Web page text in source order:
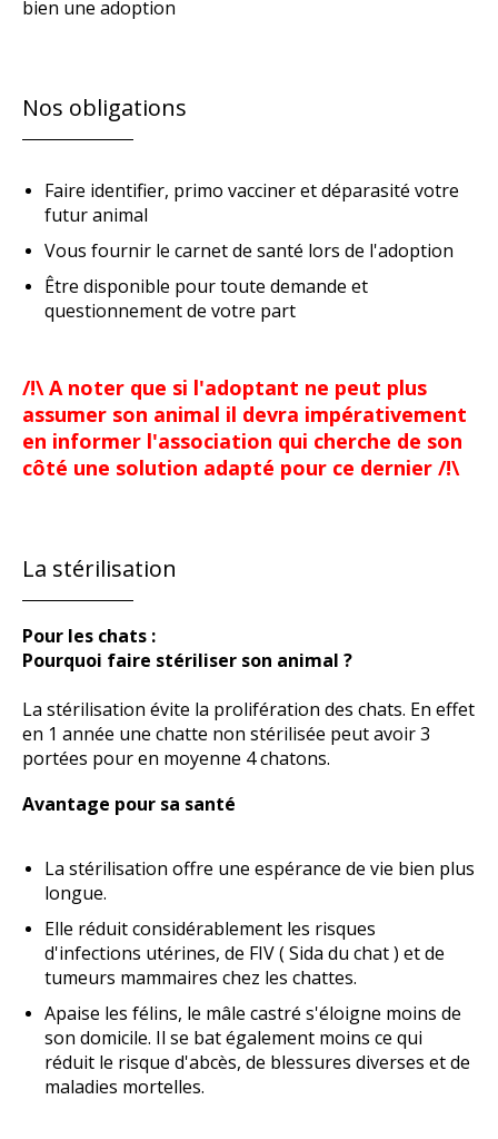
bien une adoption
Nos obligations
Faire identifier, primo vacciner et déparasité votre
futur animal
Vous fournir le carnet de santé lors de l'adoption
Être disponible pour toute demande et
questionnement de votre part
/!\ A noter que si l'adoptant ne peut plus
assumer son animal il devra impérativement
en informer l'association qui cherche de son
côté une solution adapté pour ce dernier /!\
La stérilisation
Pour les chats :
Pourquoi faire stériliser son animal ?
La stérilisation évite la prolifération des chats. En effet
en 1 année une chatte non stérilisée peut avoir 3
portées pour en moyenne 4 chatons.
Avantage pour sa santé
La stérilisation offre une espérance de vie bien plus
longue.
Elle réduit considérablement les risques
d'infections utérines, de FIV ( Sida du chat ) et de
tumeurs mammaires chez les chattes.
Apaise les félins, le mâle castré s'éloigne moins de
son domicile. Il se bat également moins ce qui
réduit le risque d'abcès, de blessures diverses et de
maladies mortelles.